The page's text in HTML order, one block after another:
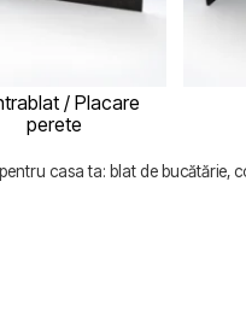
/ Placare
perete
casa ta: blat de bucătărie,